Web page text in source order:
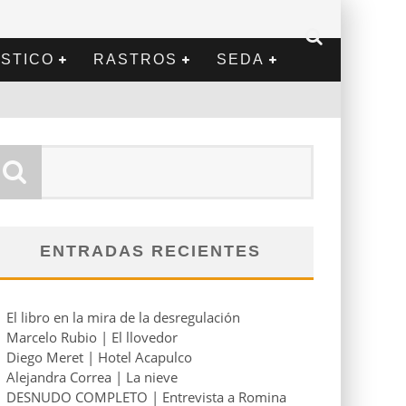
RASTROS SEDA
ENTRADAS RECIENTES
El libro en la mira de la desregulación
Marcelo Rubio | El llovedor
Diego Meret | Hotel Acapulco
Alejandra Correa | La nieve
DESNUDO COMPLETO | Entrevista a Romina